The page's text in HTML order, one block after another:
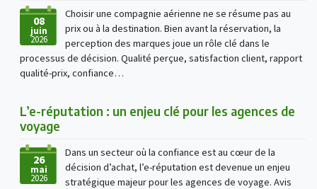
08
juin
2026
Choisir une compagnie aérienne ne se résume pas au
prix ou à la destination. Bien avant la réservation, la
perception des marques joue un rôle clé dans le
processus de décision. Qualité perçue, satisfaction client, rapport
qualité-prix, confiance…
L’e-réputation : un enjeu clé pour les agences de
voyage
26
mai
2026
Dans un secteur où la confiance est au cœur de la
décision d’achat, l’e-réputation est devenue un enjeu
stratégique majeur pour les agences de voyage. Avis